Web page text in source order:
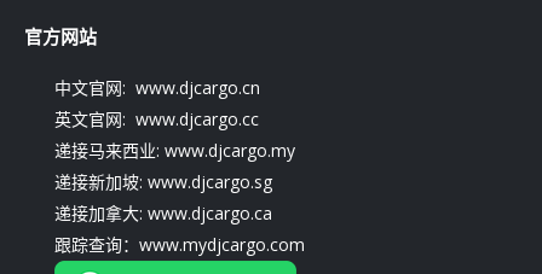
官方网站
中文官网: www.djcargo.cn
英文官网: www.djcargo.cc
递接马来西业: www.djcargo.my
递接新加坡: www.djcargo.sg
递接加拿大: www.djcargo.ca
跟踪查询：www.mydjcargo.com